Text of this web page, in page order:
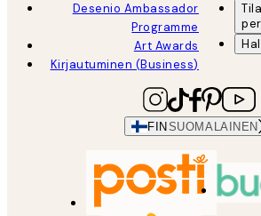
Desenio Ambassador
Programme
Art Awards
Kirjautuminen (Business)
FIN SUOMALAINEN